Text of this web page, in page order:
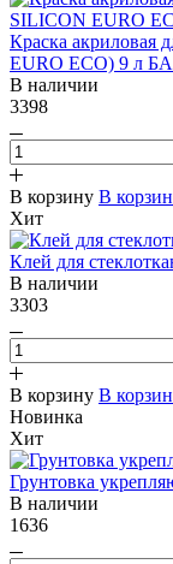
Краска акриловая
EURO ECO) 9 л
В наличии
3398
В корзину В
Хит
Клей для
В наличии
3303
В корзину В
Новинка
Хит
Грунтовка
В наличии
1636